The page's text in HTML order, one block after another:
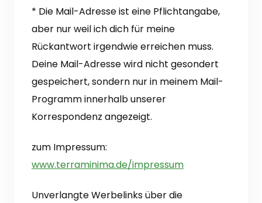
* Die Mail-Adresse ist eine Pflichtangabe,
aber nur weil ich dich für meine
Rückantwort irgendwie erreichen muss.
Deine Mail-Adresse wird nicht gesondert
gespeichert, sondern nur in meinem Mail-
Programm innerhalb unserer
Korrespondenz angezeigt.
zum Impressum:
www.terraminima.de/impressum
Unverlangte Werbelinks über die